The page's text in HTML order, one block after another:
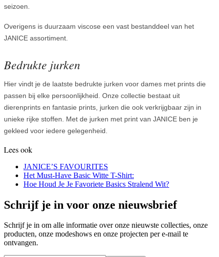
seizoen.
Overigens is duurzaam viscose een vast bestanddeel van het
JANICE assortiment.
Bedrukte jurken
Hier vindt je de laatste bedrukte jurken voor dames met prints die
passen bij elke persoonlijkheid. Onze collectie bestaat uit
dierenprints en fantasie prints, jurken die ook verkrijgbaar zijn in
unieke rijke stoffen. Met de jurken met print van JANICE ben je
gekleed voor iedere gelegenheid.
Lees ook
JANICE’S FAVOURITES
Het Must-Have Basic Witte T-Shirt:
Hoe Houd Je Je Favoriete Basics Stralend Wit?
Schrijf je in voor onze nieuwsbrief
Schrijf je in om alle informatie over onze nieuwste collecties, onze
producten, onze modeshows en onze projecten per e-mail te
ontvangen.